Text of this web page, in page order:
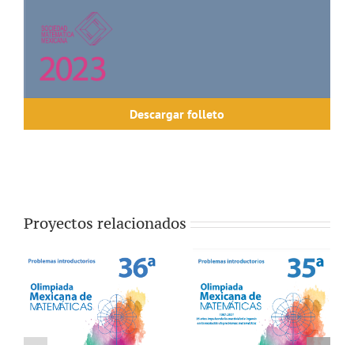
Descargar folleto
Proyectos relacionados